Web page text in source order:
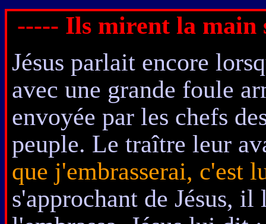
----- Ils mirent la main
Jésus parlait encore
avec une grande foule
envoyée par les chefs
peuple. Le traître leur
que j'embrasserai, c'est
s'approchant de Jésus,